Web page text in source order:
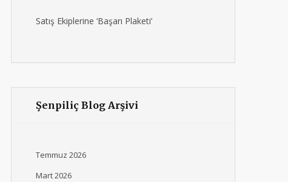
Satış Ekiplerine ‘Başarı Plaketi’
Şenpiliç Blog Arşivi
Temmuz 2026
Mart 2026